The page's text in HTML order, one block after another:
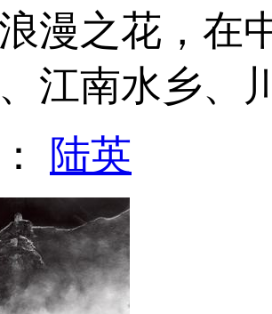
漫之花，在
江南水乡
陆英